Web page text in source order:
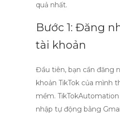
quả nhất.
Bước 1: Đăng
tài khoản
Đầu tiên, bạn cần đăng
khoản TikTok của mình
mềm. TikTokAutomation
nhập tự động bằng